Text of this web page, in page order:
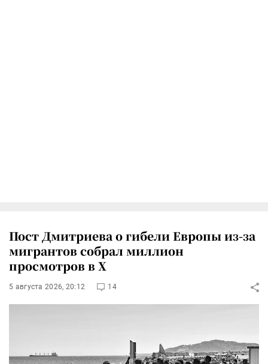
Пост Дмитриева о гибели Европы из-за
мигрантов собрал миллион
просмотров в X
5 августа 2026, 20:12 14